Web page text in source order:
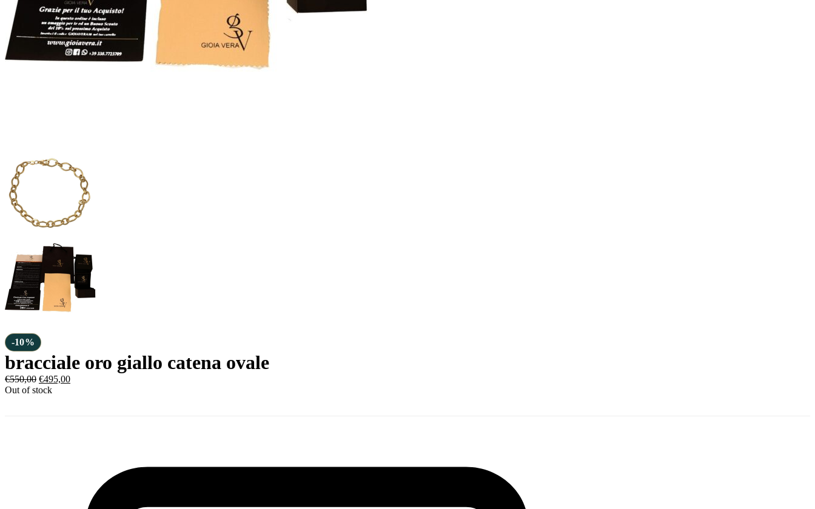
-10%
bracciale oro giallo catena ovale
€550,00 €495,00
Out of stock